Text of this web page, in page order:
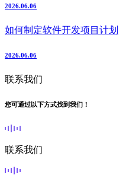
2026.06.06
如何制定软件开发项目计划
2026.06.06
联系我们
您可通过以下方式找到我们！
联系我们